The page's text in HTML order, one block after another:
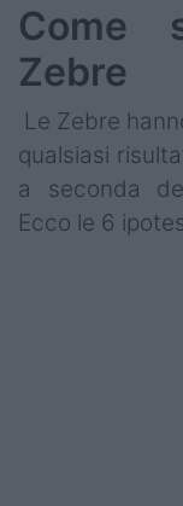
Come
Zebre
Le Zebre
qualsiasi
a seconda
Ecco le 6